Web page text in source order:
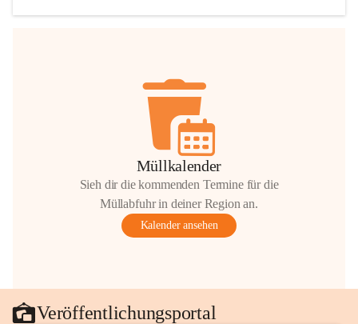
Müllkalender
Sieh dir die kommenden Termine für die
Müllabfuhr in deiner Region an.
Kalender ansehen
Veröffentlichungsportal